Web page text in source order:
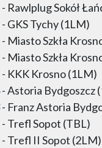
- Rawlplug Sokół
- GKS Tychy (1LM)
- Miasto Szkła
- Miasto Szkła
- KKK Krosno (1LM)
- Astoria Bydgoszcz
- Franz Astoria
- Trefl Sopot (TBL)
- Trefl II Sopot (2LM)